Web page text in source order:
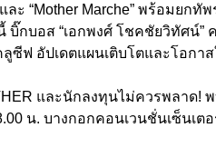
และ “Mother Marche” พร้อมยก
บิ๊กบอส “เอกพงศ์ โชคชัยวิทัศน์
ลูซีฟ อัปเดตแผนเติบโตและโอก
และนักลงทุนไม่ควรพลาด!
น. บางกอกคอนเวนชั่นเซ็นเ